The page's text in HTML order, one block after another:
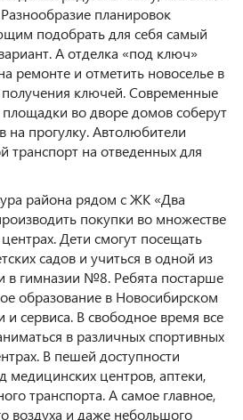
планировок
подобрать для себя самый
А отделка «под ключ»
ремонте и отметить новоселье в
получения ключей. Современные
во дворе домов соберут
на прогулку. Автолюбители
транспорт на отведенных для
района рядом с ЖК «Два
покупки во множестве
Дети смогут посещать
садов и учиться в одной из
в гимназии №8. Ребята постарше
образование в Новосибирском
и сервиса. В свободное время все
в различных спортивных
В пешей доступности
центров, аптеки,
транспорта. А самое главное,
воздуха и даже небольшого